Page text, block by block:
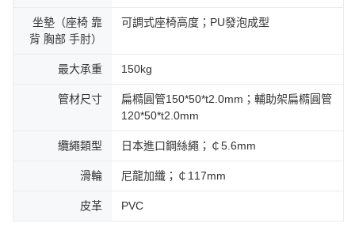
坐墊（座椅 靠
背 胸部 手肘）
可調式座椅高度；PU發泡成型
最大承重 150kg
管材尺寸
扁橢圓管150*50*t2.0mm；輔助架扁橢圓管
120*50*t2.0mm
纜繩類型 日本進口鋼絲繩；￠5.6mm
滑輪 尼龍加纖；￠117mm
皮革 PVC